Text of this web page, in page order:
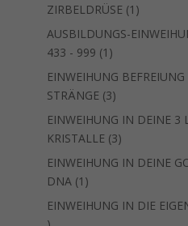
ZIRBELDRÜSE 1 1
Produkt
AUSBILDUNGS-
433 - 999 1 1
Produkt
EINWEIHUNG
STRÄNGE 33
Produkte
EINWEIHUNG IN DEINE 3
KRISTALLE 33
Produkte
EINWEIHUNG IN DEINE
DNA 1 1
Produkt
EINWEIHUNG IN DIE